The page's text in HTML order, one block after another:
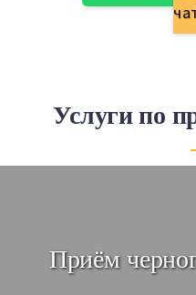
Простые
Услуги по
Приём